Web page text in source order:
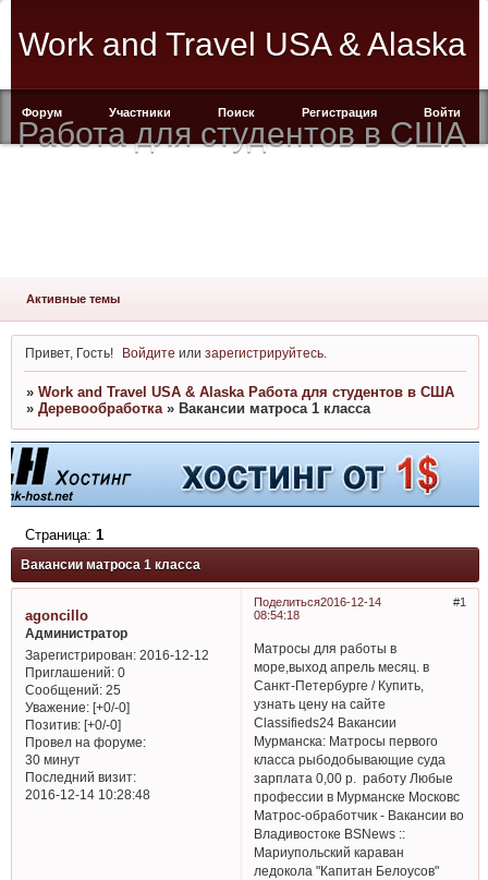
Work and Travel USA & Alaska
Работа для студентов в США
Форум Участники Поиск Регистрация Войти
Активные темы
Привет, Гость! Войдите илизарегистрируйтесь
» Work and Travel USA & Alaska Работа для студентов в США
» Деревообработка » Вакансии матроса 1 класса
Вакансии матроса 1 класса
Страница: 1
Поделиться 1
2016-12-14
08:54:18
agoncillo
Администратор
Зарегистрирован: 2016-12-12
Приглашений:0
Сообщений:25
Уважение: [+0/-0]
Позитив: [+0/-0]
Провел на форуме:
30 минут
Последний визит:
2016-12-14 10:28:48
Матросы для работы в
море,выход апрель месяц. в
Санкт-Петербурге / Купить,
узнать цену на сайте
Classifieds24 Вакансии
Мурманска: Матросы первого
класса рыбодобывающие суда
зарплата 0,00 р. работу Любые
профессии в Мурманске Московс
Матрос-обработчик - Вакансии во
Владивостоке BSNews ::
Мариупольский караван
ледокола "Капитан Белоусов"